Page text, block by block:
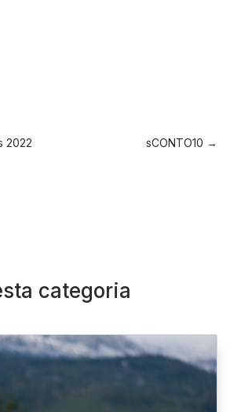
2022 sCONTO10 →
categoria